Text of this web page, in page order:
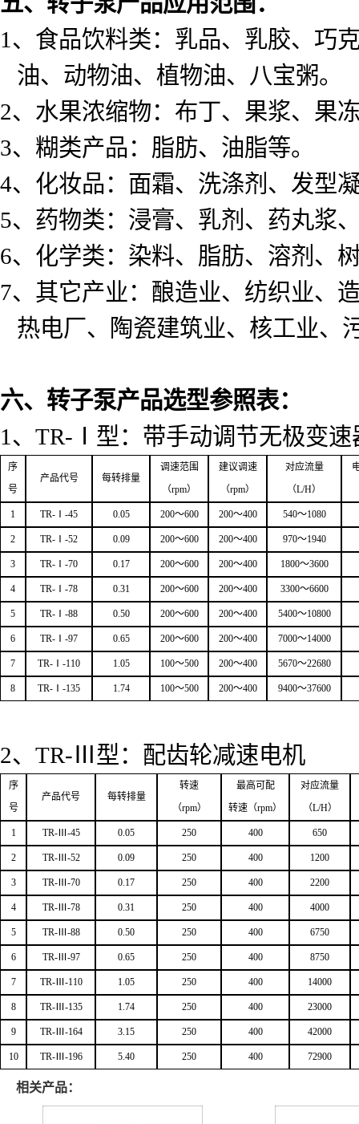
1 、食品饮料类：乳品、乳胶、巧
油、动物油、植物油、八宝粥。
2、水果浓缩物：布丁、果浆、果
3、糊类产品：脂肪、油脂等。
4、化妆品：面霜、洗涤剂、发型
5、药物类：浸膏、乳剂、药丸浆
6、化学类：染料、脂肪、溶剂、
7、其它产业：酿造业、纺织业、
热电厂、陶瓷建筑业、核工业、
六、转子泵产品选型参照表：
1 、 TR-Ⅰ型：带手动调节无极变速
序
号
产品代号 每转排量
调速范围
（rpm）
建议调速
（rpm）
对应流量
（L/H）
1 TR- Ⅰ -45 0.05 200～600 200～400 540～1080
2 TR- Ⅰ -52 0.09 200～600 200～400 970～1940
3 TR- Ⅰ -70 0.17 200～600 200～400 1800～3600
4 TR- Ⅰ -78 0.31 200～600 200～400 3300～6600
5 TR- Ⅰ -88 0.50 200～600 200～400 5400～10800
6 TR- Ⅰ -97 0.65 200～600 200～400 7000～14000
7 TR- Ⅰ -110 1.05 100～500 200～400 5670～22680
8 TR- Ⅰ -135 1.74 100～500 200～400 9400～37600
2、 TR-Ⅲ型：配齿轮减速电机
序
号
产品代号 每转排量
转速
（rpm）
最高可配
转速（rpm）
对应流量
（L/H）
1 TR-Ⅲ-45 0.05 250 400 650
2 TR-Ⅲ-52 0.09 250 400 1200
3 TR-Ⅲ-70 0.17 250 400 2200
4 TR-Ⅲ-78 0.31 250 400 4000
5 TR-Ⅲ-88 0.50 250 400 6750
6 TR-Ⅲ-97 0.65 250 400 8750
7 TR-Ⅲ-110 1.05 250 400 14000
8 TR-Ⅲ-135 1.74 250 400 23000
9 TR-Ⅲ-164 3.15 250 400 42000
10 TR-Ⅲ-196 5.40 250 400 72900
相关产品：